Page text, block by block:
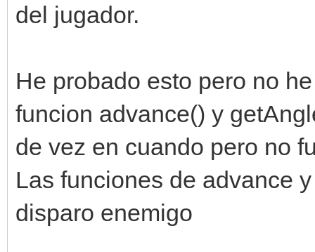
del jugador.
He probado esto pero no
funcion advance() y
de vez en cuando pero no
Las funciones de advance
disparo enemigo